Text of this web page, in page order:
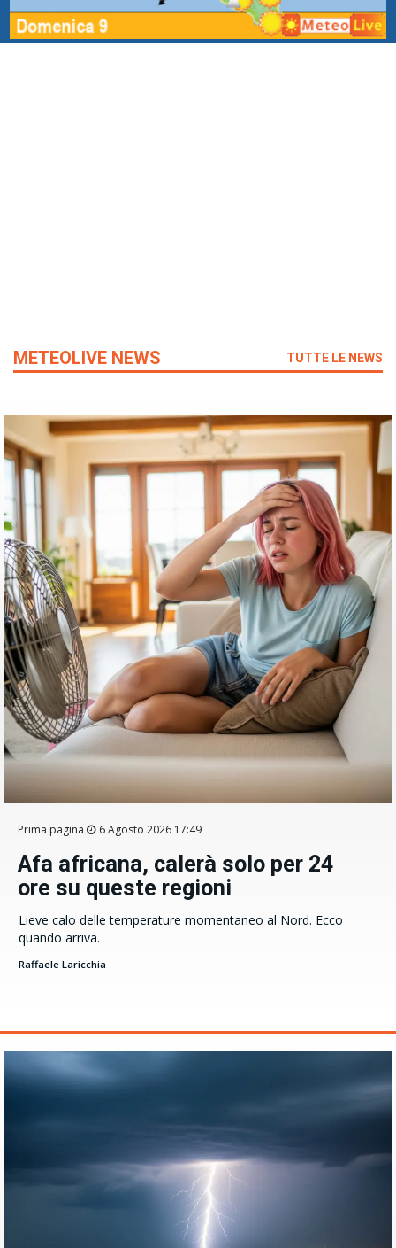
METEOLIVE NEWS TUTTE LE NEWS
Prima pagina 6 Agosto 2026 17:49
Afa africana, calerà solo per 24
ore su queste regioni
Lieve calo delle temperature momentaneo al Nord. Ecco
quando arriva.
Raffaele Laricchia